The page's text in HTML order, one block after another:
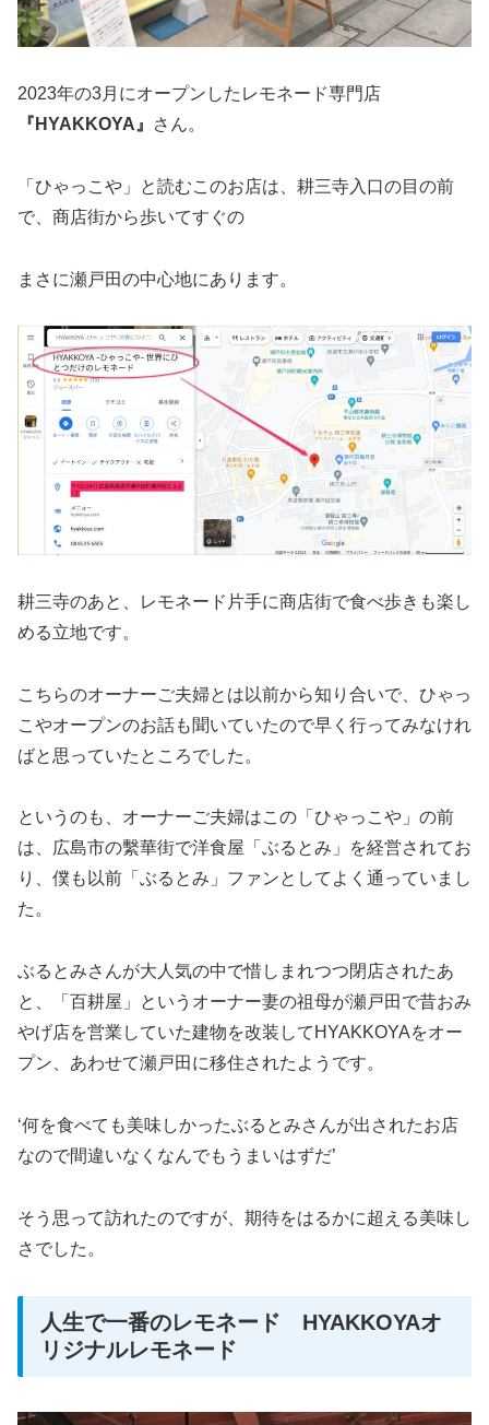
2023年の3月にオープンしたレモネード専門店
『HYAKKOYA』
さん。
「ひゃっこや」と読むこのお店は、耕三寺入口の目の前
で、商店街から歩いてすぐの
まさに瀬戸田の中心地にあります。
耕三寺のあと、レモネード片手に商店街で食べ歩きも楽し
める立地です。
こちらのオーナーご夫婦とは以前から知り合いで、ひゃっ
こやオープンのお話も聞いていたので早く行ってみなけれ
ばと思っていたところでした。
というのも、オーナーご夫婦はこの「ひゃっこや」の前
は、広島市の繫華街で洋食屋「ぶるとみ」を経営されてお
り、僕も以前「ぶるとみ」ファンとしてよく通っていまし
た。
ぶるとみさんが大人気の中で惜しまれつつ閉店されたあ
と、「百耕屋」というオーナー妻の祖母が瀬戸田で昔おみ
やげ店を営業していた建物を改装してHYAKKOYAをオー
プン、あわせて瀬戸田に移住されたようです。
‘何を食べても美味しかったぶるとみさんが出されたお店
なので間違いなくなんでもうまいはずだ’
そう思って訪れたのですが、期待をはるかに超える美味し
さでした。
人生で一番のレモネード HYAKKOYAオ
リジナルレモネード